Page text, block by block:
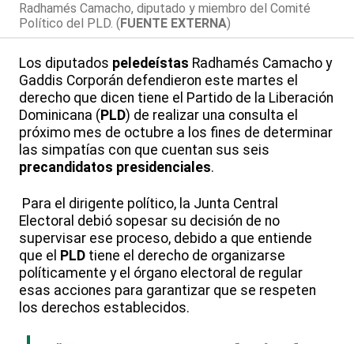
Radhamés Camacho, diputado y miembro del Comité
Político del PLD. (FUENTE EXTERNA)
Los diputados peledeístas Radhamés Camacho y
Gaddis Corporán defendieron este martes el
derecho que dicen tiene el Partido de la Liberación
Dominicana ( PLD) de realizar una consulta el
próximo mes de octubre a los fines de determinar
las simpatías con que cuentan sus seis
precandidatos presidenciales.
Para el dirigente político, la Junta Central
Electoral debió sopesar su decisión de no
supervisar ese proceso, debido a que entiende
que el PLD tiene el derecho de organizarse
políticamente y el órgano electoral de regular
esas acciones para garantizar que se respeten
los derechos establecidos.